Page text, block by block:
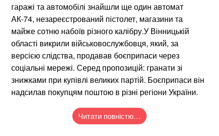
гаражі та автомобілі знайшли ще один автомат
АК-74, незареєстрований пістолет, магазини та
майже сотню набоїв різного калібру.У Вінницькій
області викрили військовослужбовця, який, за
версією слідства, продавав боєприпаси через
соціальні мережі. Серед пропозицій: гранати зі
знижками при купівлі великих партій. Боєприпаси він
надсилав покупцям поштою в різні регіони України.
Читати повністю…